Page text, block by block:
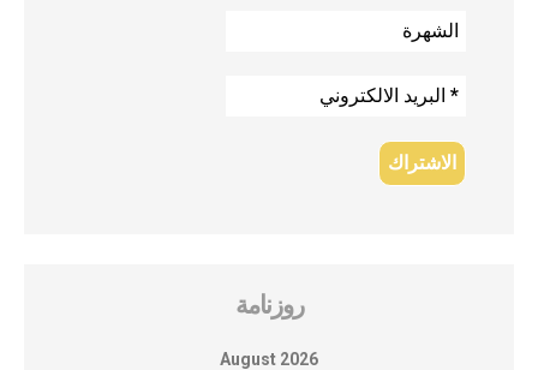
روزنامة
August 2026